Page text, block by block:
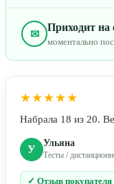
✉
Приходит на
моментально
★★★★★
Набрала 18 из 20.
У Ульяна
Тесты /
✓ Отзыв покупателя